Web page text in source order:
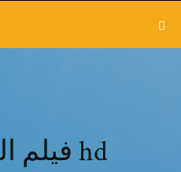
فيلم البر التاني hd